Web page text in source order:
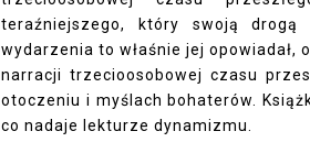
teraźniejszego, który swoją
wydarzenia to właśnie jej
narracji trzecioosobowej czasu
otoczeniu i myślach bohaterów.
co nadaje lekturze dynamizmu.